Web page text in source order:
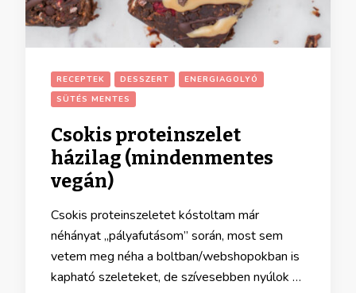
RECEPTEK DESSZERT
ENERGIAGOLYÓ
SÜTÉS MENTES
Csokis proteinszelet
házilag (mindenmentes
vegán)
Csokis proteinszeletet kóstoltam már
néhányat „pályafutásom” során, most sem
vetem meg néha a boltban/webshopokban is
kapható szeleteket, de szívesebben nyúlok …